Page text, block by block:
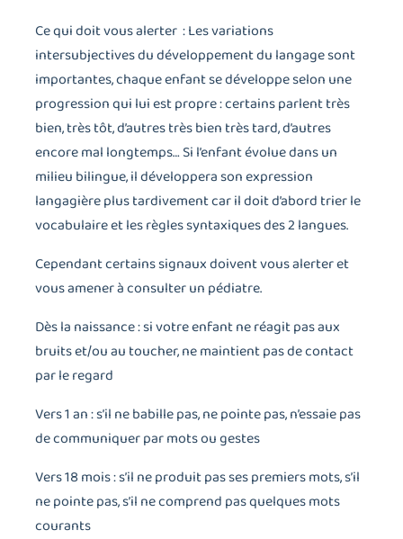
Ce qui doit vous alerter : Les variations
intersubjectives du développement du langage sont
importantes, chaque enfant se développe selon une
progression qui lui est propre : certains parlent très
bien, très tôt, d’autres très bien très tard, d’autres
encore mal longtemps… Si l’enfant évolue dans un
milieu bilingue, il développera son expression
langagière plus tardivement car il doit d’abord trier le
vocabulaire et les règles syntaxiques des 2 langues.
Cependant certains signaux doivent vous alerter et
vous amener à consulter un pédiatre.
Dès la naissance : si votre enfant ne réagit pas aux
bruits et/ou au toucher, ne maintient pas de contact
par le regard
Vers 1 an : s’il ne babille pas, ne pointe pas, n’essaie pas
de communiquer par mots ou gestes
Vers 18 mois : s’il ne produit pas ses premiers mots, s’il
ne pointe pas, s’il ne comprend pas quelques mots
courants